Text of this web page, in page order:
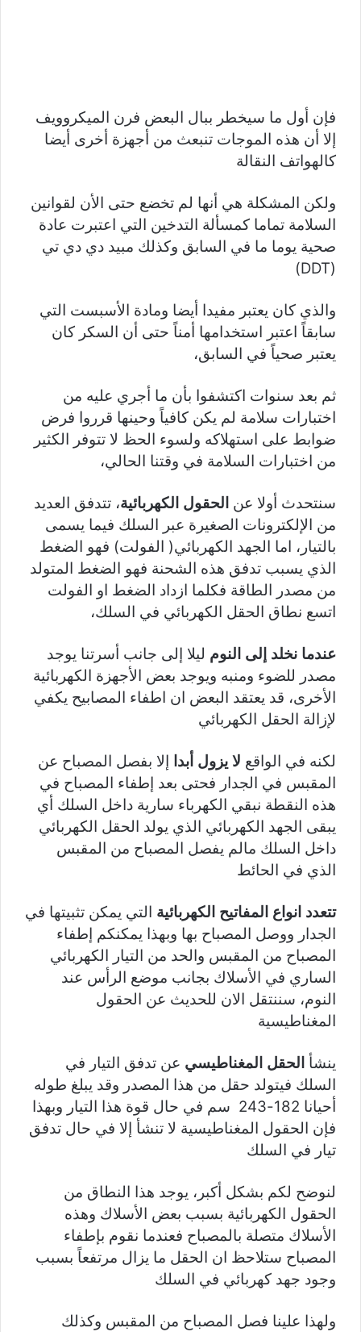
فإن أول ما سيخطر ببال البعض فرن الميكروويف
إلا أن هذه الموجات تنبعث من أجهزة أخرى أيضا
كالهواتف النقالة
ولكن المشكلة هي أنها لم تخضع حتى الأن لقوانين
السلامة تماما كمسألة التدخين التي اعتبرت عادة
صحية يوما ما في السابق وكذلك مبيد دي دي تي
(DDT)
والذي كان يعتبر مفيدا أيضا ومادة الأسبست التي
سابقاً اعتبر استخدامها أمناً حتى أن السكر كان
يعتبر صحياً في السابق،
ثم بعد سنوات اكتشفوا بأن ما أجري عليه من
اختبارات سلامة لم يكن كافياً وحينها قرروا فرض
ضوابط على استهلاكه ولسوء الحظ لا تتوفر الكثير
من اختبارات السلامة في وقتنا الحالي،
سنتحدث أولا عن الحقول الكهربائية، تتدفق العديد
من الإلكترونات الصغيرة عبر السلك فيما يسمى
بالتيار، اما الجهد الكهربائي( الفولت) فهو الضغط
الذي يسبب تدفق هذه الشحنة فهو الضغط المتولد
من مصدر الطاقة فكلما ازداد الضغط او الفولت
اتسع نطاق الحقل الكهربائي في السلك،
عندما نخلد إلى النوم ليلا إلى جانب أسرتنا يوجد
مصدر للضوء ومنبه ويوجد بعض الأجهزة الكهربائية
الأخرى، قد يعتقد البعض ان اطفاء المصابيح يكفي
لإزالة الحقل الكهربائي
لكنه في الواقع لا يزول أبدا إلا بفصل المصباح عن
المقبس في الجدار فحتى بعد إطفاء المصباح في
هذه النقطة نبقي الكهرباء سارية داخل السلك أي
يبقى الجهد الكهربائي الذي يولد الحقل الكهربائي
داخل السلك مالم يفصل المصباح من المقبس
الذي في الحائط
تتعدد انواع المفاتيح الكهربائية التي يمكن تثبيتها في
الجدار ووصل المصباح بها وبهذا يمكنكم إطفاء
المصباح من المقبس والحد من التيار الكهربائي
الساري في الأسلاك بجانب موضع الرأس عند
النوم، سننتقل الان للحديث عن الحقول
المغناطيسية
ينشأ الحقل المغناطيسي عن تدفق التيار في
السلك فيتولد حقل من هذا المصدر وقد يبلغ طوله
أحيانا 182-243 سم في حال قوة هذا التيار وبهذا
فإن الحقول المغناطيسية لا تنشأ إلا في حال تدفق
تيار في السلك
لنوضح لكم بشكل أكبر، يوجد هذا النطاق من
الحقول الكهربائية بسبب بعض الأسلاك وهذه
الأسلاك متصلة بالمصباح فعندما نقوم بإطفاء
المصباح ستلاحظ ان الحقل ما يزال مرتفعاً بسبب
وجود جهد كهربائي في السلك
ولهذا علينا فصل المصباح من المقبس وكذلك